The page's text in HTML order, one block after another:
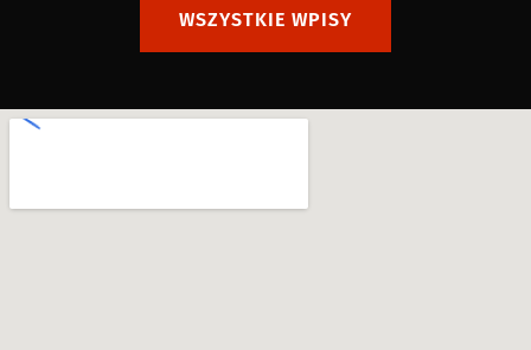
WSZYSTKIE WPISY